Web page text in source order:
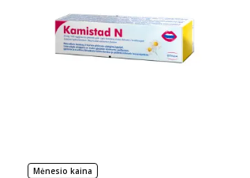
Mėnesio kaina